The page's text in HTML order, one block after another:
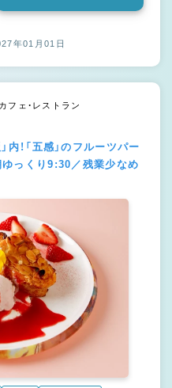
年01月01日
フェ・レストラン
内！「五感」のフルーツパー
っくり9:30／残業少なめ